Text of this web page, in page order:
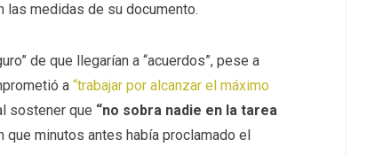
las medidas de su documento.
de que llegarían a “acuerdos”, pese a
a “trabajar por alcanzar el máximo
sostener que “no sobra nadie en la tarea
que minutos antes había proclamado el